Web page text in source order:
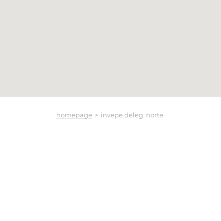
homepage invepe deleg. norte